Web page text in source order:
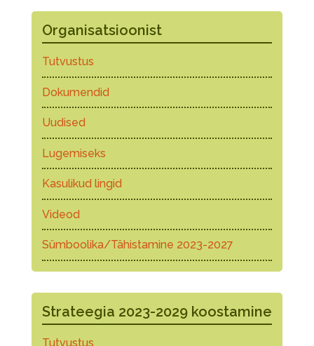
Organisatsioonist
Tutvustus
Dokumendid
Uudised
Lugemiseks
Kasulikud lingid
Videod
Sümboolika/Tähistamine 2023-2027
Strateegia 2023-2029 koostamine
Tutvustus